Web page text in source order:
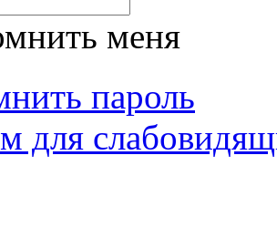
меня
пароль
для